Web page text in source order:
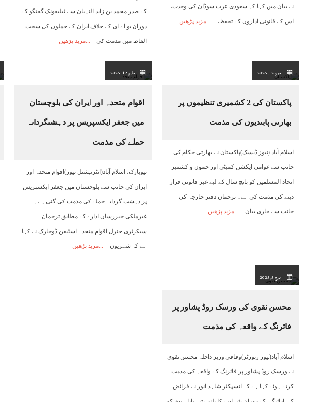
نے بیان میں کہا کہ سعودی عرب سوڈان کی وحدت،
اس کے قانونی اداروں کے تحفظ، مزید پڑھیں
کے صدر محمد بن زاید النہیان سے ٹیلیفونک گفتگو کے
دوران یو اے ای کے خلاف ایران کے حملوں کی سخت
الفاظ میں مذمت کی مزید پڑھیں
مارچ 12, 2025
پاکستان کی 2 کشمیری تنظیموں پر
بھارتی پابندیوں کی مذمت
اسلام آباد (نیوز ڈیسک)پاکستان نے بھارتی حکام کی
جانب سے عوامی ایکشن کمیٹی اور جموں و کشمیر
اتحاد المسلمین کو پانچ سال کے لیے غیر قانونی قرار
دینے کی مذمت کی ہے۔ ترجمان دفتر خارجہ کی
جانب سے جاری بیان مزید پڑھیں
مارچ 12, 2025
اقوام متحدہ اور ایران کی بلوچستان
میں جعفر ایکسپریس پر دہشتگردانہ
حملے کی مذمت
نیویارک، اسلام آباد(انٹرنیشنل نیوز)اقوام متحدہ اور
ایران کی جانب سے بلوچستان میں جعفر ایکسپریس
پر دہشت گردانہ حملے کی مذمت کی گئی ہے۔
غیرملکی خبررساں ادارے کے مطابق ترجمان
سیکرٹری جنرل اقوام متحدہ اسٹیفن ڈوجارک نے کہا
ہے کہ شہریوں مزید پڑھیں
مارچ 5, 2025
محسن نقوی کی ورسک روڈ پشاور پر
فائرنگ کے واقعہ کی مذمت
اسلام آباد(نیوز رپورٹر)وفاقی وزیر داخلہ محسن نقوی
نے ورسک روڈ پشاور پر فائرنگ کے واقعہ کی مذمت
کرتے ہوئے کہا ہے کہ انسپکٹر شاہد انور نے فرائض